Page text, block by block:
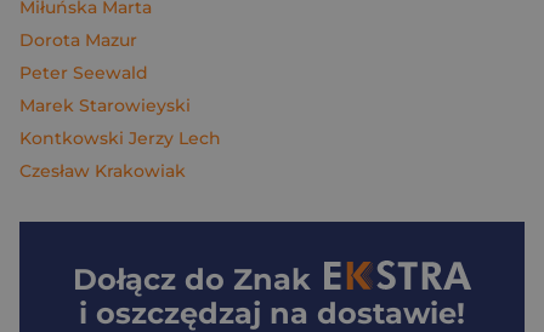
Miłuńska Marta
Dorota Mazur
Peter Seewald
Marek Starowieyski
Kontkowski Jerzy Lech
Czesław Krakowiak
Dołącz do Znak
i oszczędzaj na dostawie!